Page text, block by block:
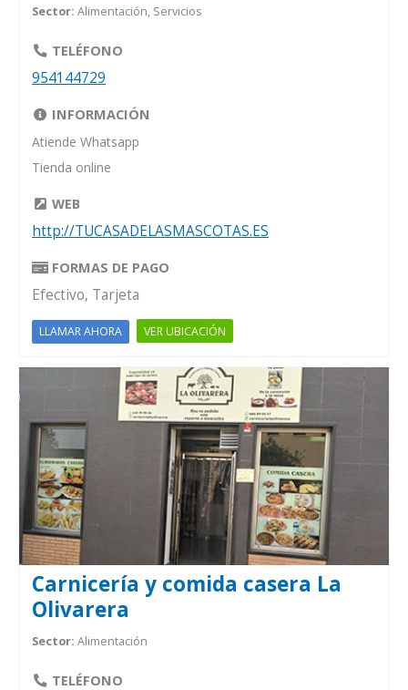
Sector: Alimentación, Servicios
TELÉFONO
954144729
INFORMACIÓN
Atiende Whatsapp
Tienda online
WEB
http://TUCASADELASMASCOTAS.ES
FORMAS DE PAGO
Efectivo, Tarjeta
LLAMAR AHORA VER UBICACIÓN
Carnicería y comida casera La
Olivarera
Sector: Alimentación
TELÉFONO